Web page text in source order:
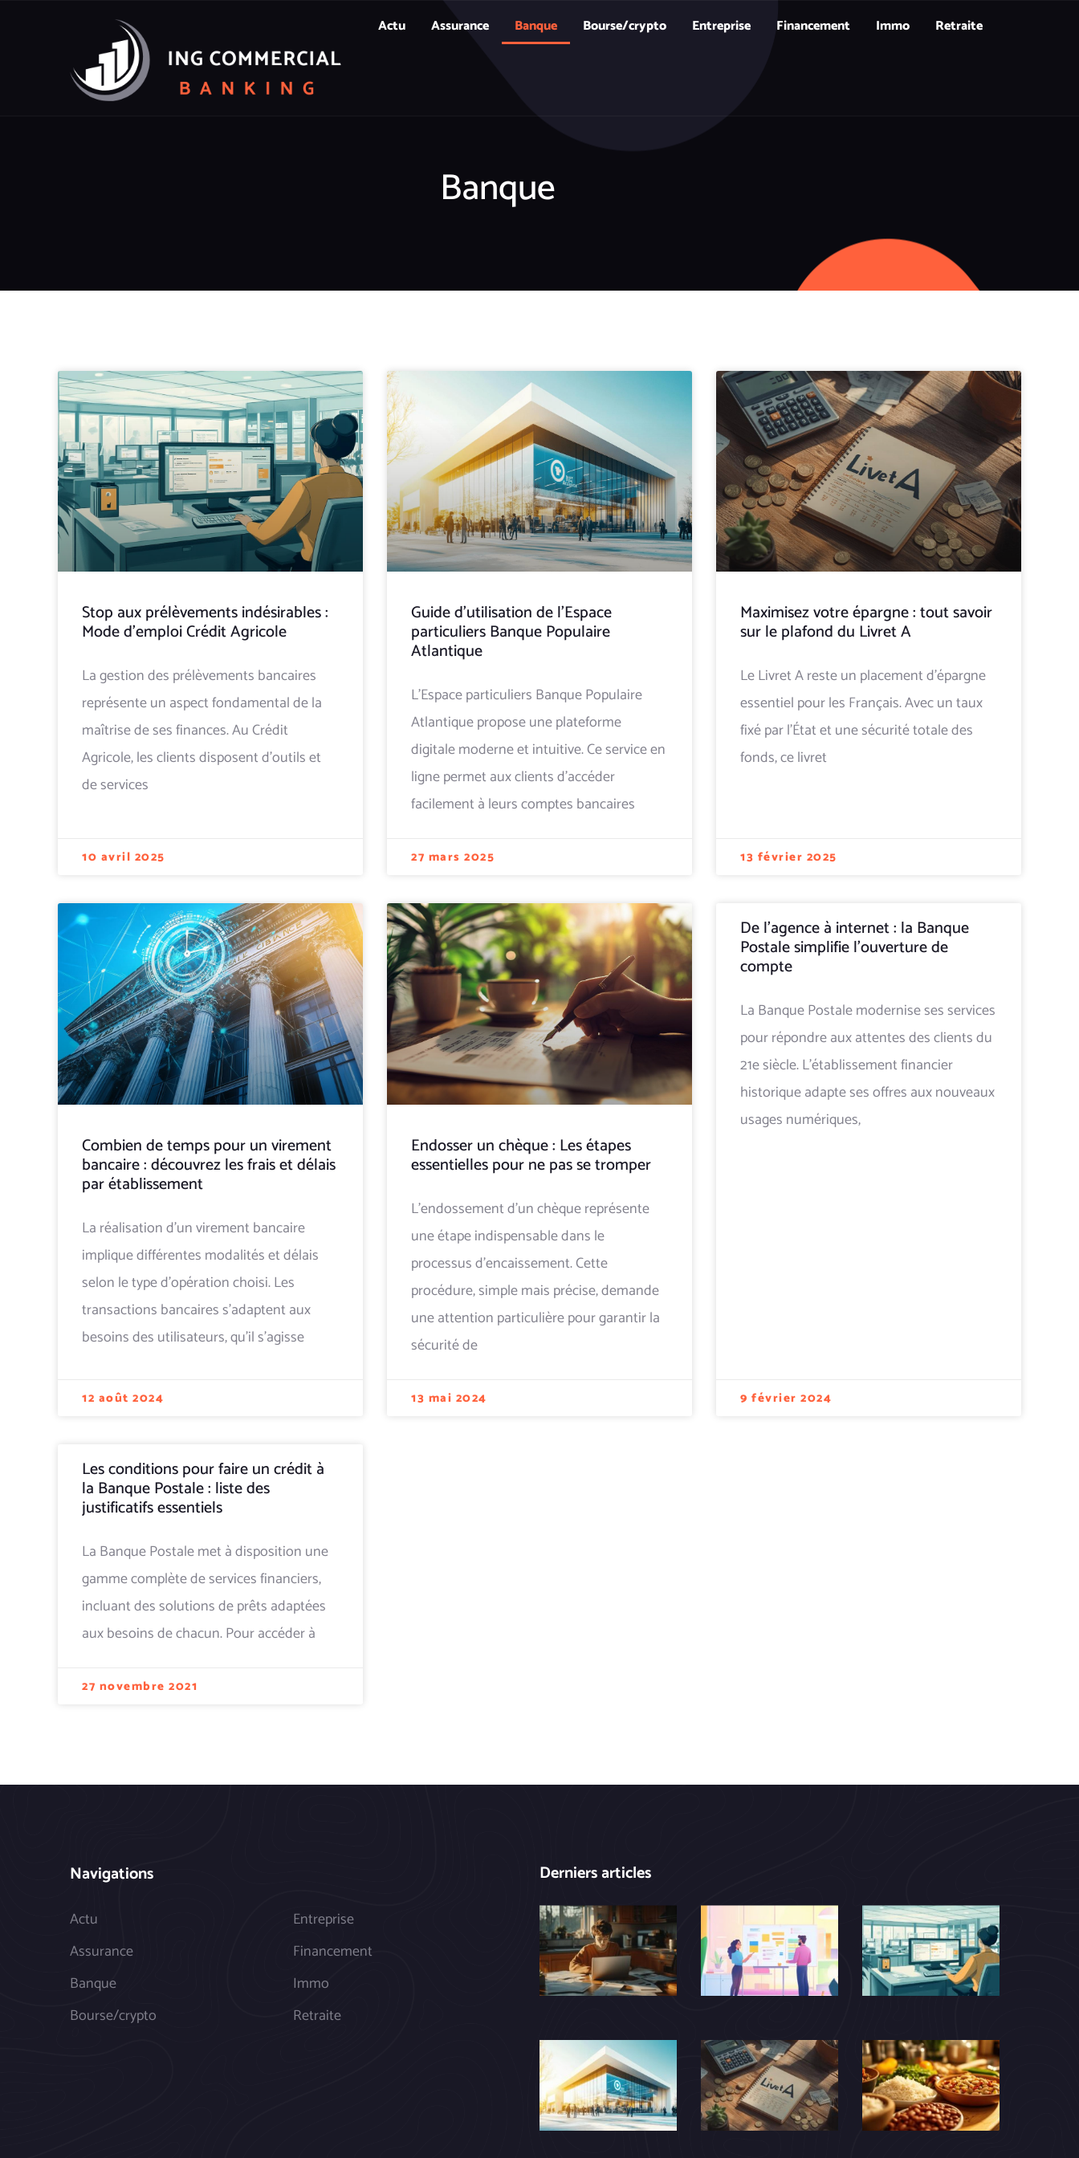
Actu Assurance Banque Bourse/crypto Entreprise Financement Immo Retraite
Banque
Stop aux prélèvements indésirables :
Mode d’emploi Crédit Agricole
La gestion des prélèvements bancaires
représente un aspect fondamental de la
maîtrise de ses finances. Au Crédit
Agricole, les clients disposent d’outils et
de services
10 avril 2025
Guide d’utilisation de l’Espace
particuliers Banque Populaire
Atlantique
L’Espace particuliers Banque Populaire
Atlantique propose une plateforme
digitale moderne et intuitive. Ce service en
ligne permet aux clients d’accéder
facilement à leurs comptes bancaires
27 mars 2025
Maximisez votre épargne : tout savoir
sur le plafond du Livret A
Le Livret A reste un placement d'épargne
essentiel pour les Français. Avec un taux
fixé par l'État et une sécurité totale des
fonds, ce livret
13 février 2025
Combien de temps pour un virement
bancaire : découvrez les frais et délais
par établissement
La réalisation d’un virement bancaire
implique différentes modalités et délais
selon le type d’opération choisi. Les
transactions bancaires s’adaptent aux
besoins des utilisateurs, qu’il s’agisse
12 août 2024
Endosser un chèque : Les étapes
essentielles pour ne pas se tromper
L'endossement d'un chèque représente
une étape indispensable dans le
processus d'encaissement. Cette
procédure, simple mais précise, demande
une attention particulière pour garantir la
sécurité de
13 mai 2024
De l’agence à internet : la Banque
Postale simplifie l’ouverture de
compte
La Banque Postale modernise ses services
pour répondre aux attentes des clients du
21e siècle. L’établissement financier
historique adapte ses offres aux nouveaux
usages numériques,
9 février 2024
Les conditions pour faire un crédit à
la Banque Postale : liste des
justificatifs essentiels
La Banque Postale met à disposition une
gamme complète de services financiers,
incluant des solutions de prêts adaptées
aux besoins de chacun. Pour accéder à
27 novembre 2021
Navigations
Actu
Assurance
Banque
Bourse/crypto
Entreprise
Financement
Immo
Retraite
Derniers articles